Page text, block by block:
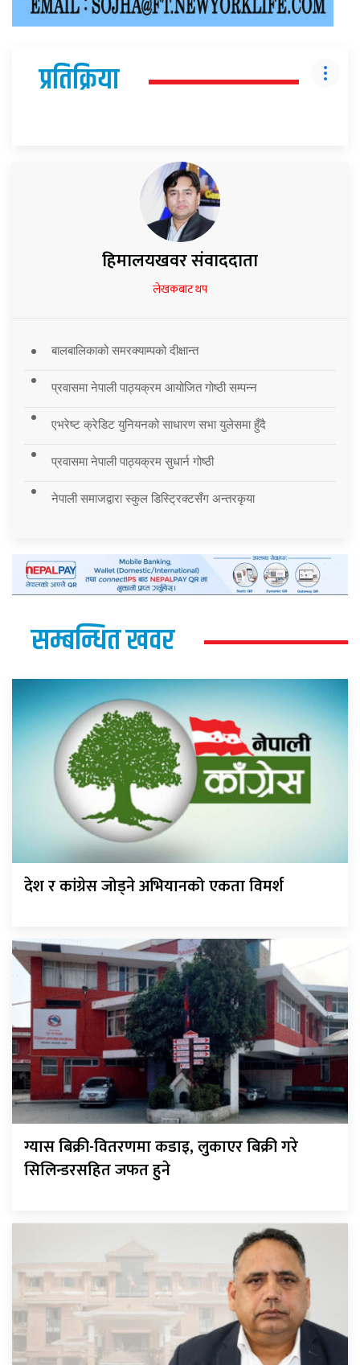
प्रतिक्रिया
हिमालयखवर संवाददाता
लेखकबाट थप
बालबालिकाको समरक्याम्पको दीक्षान्त
प्रवासमा नेपाली पाठ्यक्रम आयोजित गोष्ठी सम्पन्न
एभरेष्ट क्रेडिट युनियनको साधारण सभा युलेसमा हुँदै
प्रवासमा नेपाली पाठ्यक्रम सुधार्न गोष्ठी
नेपाली समाजद्वारा स्कुल डिस्ट्रिक्टसँग अन्तरकृया
सम्बन्धित खवर
देश र कांग्रेस जोड्ने अभियानको एकता विमर्श
ग्यास बिक्री-वितरणमा कडाइ, लुकाएर बिक्री गरे
सिलिन्डरसहित जफत हुने